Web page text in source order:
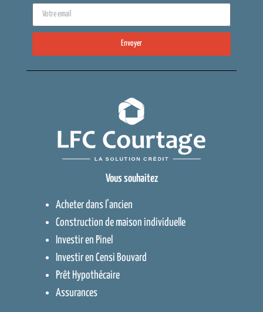
Envoyer
Vous souhaitez
Acheter dans l’ancien
Construction de maison individuelle
Investir en Pinel
Investir en Censi Bouvard
Prêt Hypothécaire
Assurances